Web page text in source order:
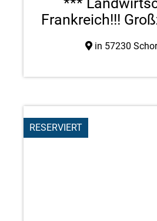
Frankreich!!!
in 57230
RESERVIERT